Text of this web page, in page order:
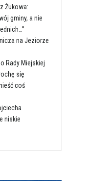
Żukowa:
gminy, a nie
na Jeziorze
Rady Miejskiej
się
coś
niskie